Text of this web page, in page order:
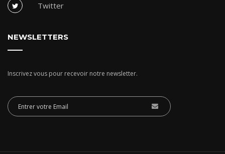
Twitter
NEWSLETTERS
Inscrivez vous pour recevoir notre newsletter.